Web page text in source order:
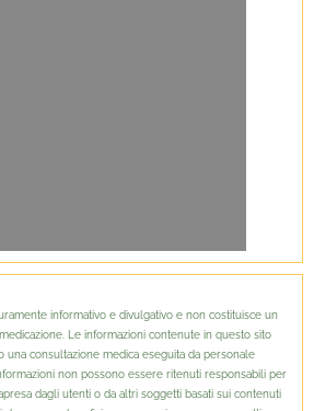
informativo e divulgativo e non costituisce un
Le informazioni contenute in questo sito
una consultazione medica eseguita da personale
non possono essere ritenuti responsabili per
dagli utenti o da altri soggetti basati sui contenuti